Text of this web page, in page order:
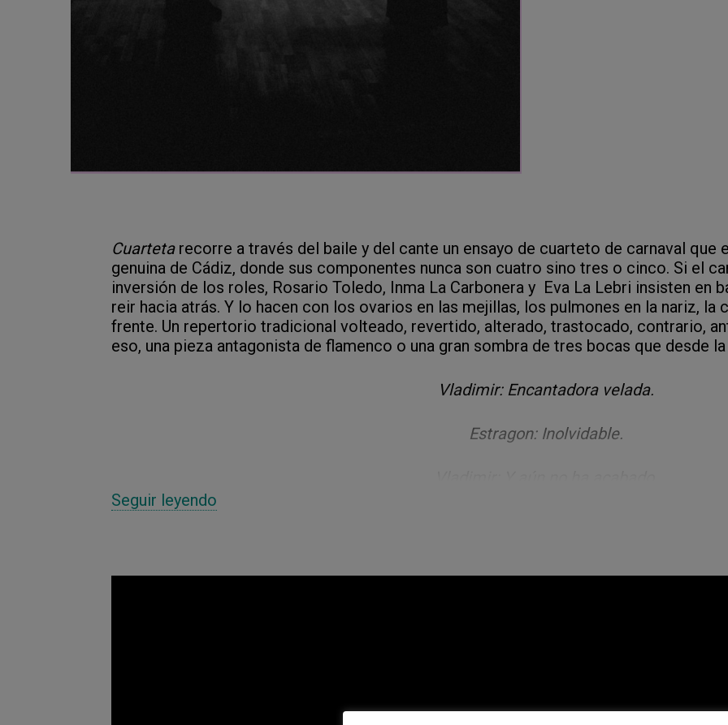
Cuartetarecorre a través del baile y del cante un ensayo de cuarteto de carnaval que
genuina de Cádiz, donde sus componentes nunca son cuatro sino tres o cinco. Si el
inversión de los roles, Rosario Toledo, Inma La Carbonera y Eva La Lebri insisten en
reir hacia atrás. Y lo hacen con los ovarios en las mejillas, los pulmones en la nariz, la
frente. Un repertorio tradicional volteado, revertido, alterado, trastocado, contrario,
eso, una pieza antagonista de flamenco o una gran sombra de tres bocas que desde
Vladimir: Encantadora velada.
Estragon: Inolvidable.
Seguir leyendo